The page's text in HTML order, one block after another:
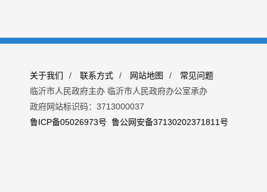
关于我们 / 联系方式 / 网站地图 /
常见问题
临沂市人民政府主办 临沂市人民政府办公室承办
政府网站标识码：3713000037
鲁ICP备05026973号 鲁公网安备37130202371811号